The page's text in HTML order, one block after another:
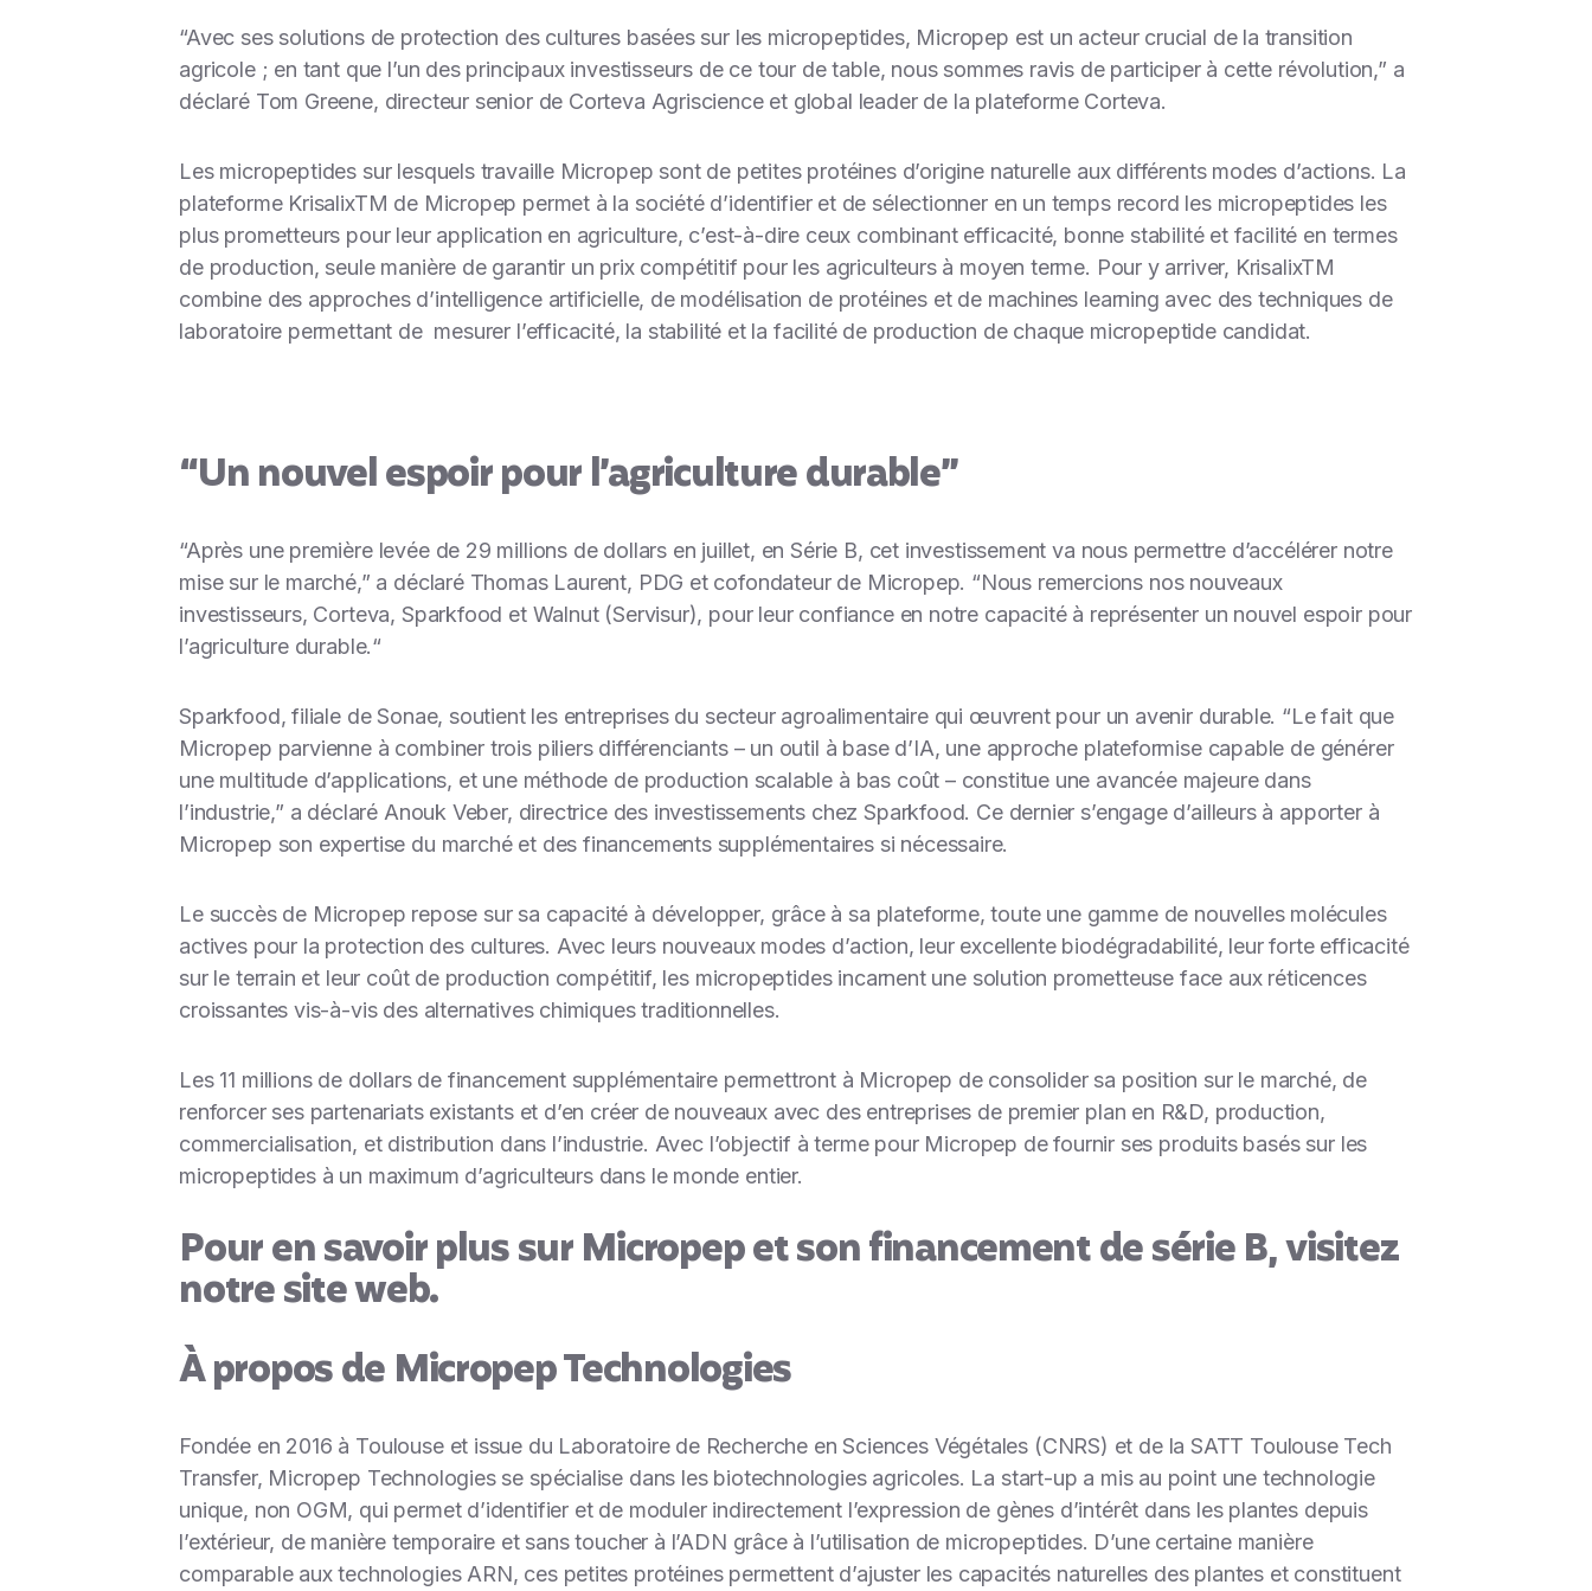
“Avec ses solutions de protection des cultures basées sur les micropeptides, Micropep est un acteur crucial de la transition
agricole ; en tant que l’un des principaux investisseurs de ce tour de table, nous sommes ravis de participer à cette révolution,” a
déclaré Tom Greene, directeur senior de Corteva Agriscience et global leader de la plateforme Corteva.
Les micropeptides sur lesquels travaille Micropep sont de petites protéines d’origine naturelle aux différents modes d’actions. La
plateforme KrisalixTM de Micropep permet à la société d’identifier et de sélectionner en un temps record les micropeptides les
plus prometteurs pour leur application en agriculture, c’est-à-dire ceux combinant efficacité, bonne stabilité et facilité en termes
de production, seule manière de garantir un prix compétitif pour les agriculteurs à moyen terme. Pour y arriver, KrisalixTM
combine des approches d’intelligence artificielle, de modélisation de protéines et de machines learning avec des techniques de
laboratoire permettant de mesurer l’efficacité, la stabilité et la facilité de production de chaque micropeptide candidat.
“Un nouvel espoir pour l’agriculture durable”
“Après une première levée de 29 millions de dollars en juillet, en Série B, cet investissement va nous permettre d’accélérer notre
mise sur le marché,” a déclaré Thomas Laurent, PDG et cofondateur de Micropep. “Nous remercions nos nouveaux
investisseurs, Corteva, Sparkfood et Walnut (Servisur), pour leur confiance en notre capacité à représenter un nouvel espoir pour
l’agriculture durable.“
Sparkfood, filiale de Sonae, soutient les entreprises du secteur agroalimentaire qui œuvrent pour un avenir durable. “Le fait que
Micropep parvienne à combiner trois piliers différenciants – un outil à base d’IA, une approche plateformise capable de générer
une multitude d’applications, et une méthode de production scalable à bas coût – constitue une avancée majeure dans
l’industrie,” a déclaré Anouk Veber, directrice des investissements chez Sparkfood. Ce dernier s’engage d’ailleurs à apporter à
Micropep son expertise du marché et des financements supplémentaires si nécessaire.
Le succès de Micropep repose sur sa capacité à développer, grâce à sa plateforme, toute une gamme de nouvelles molécules
actives pour la protection des cultures. Avec leurs nouveaux modes d’action, leur excellente biodégradabilité, leur forte efficacité
sur le terrain et leur coût de production compétitif, les micropeptides incarnent une solution prometteuse face aux réticences
croissantes vis-à-vis des alternatives chimiques traditionnelles.
Les 11 millions de dollars de financement supplémentaire permettront à Micropep de consolider sa position sur le marché, de
renforcer ses partenariats existants et d’en créer de nouveaux avec des entreprises de premier plan en R&D, production,
commercialisation, et distribution dans l’industrie. Avec l’objectif à terme pour Micropep de fournir ses produits basés sur les
micropeptides à un maximum d’agriculteurs dans le monde entier.
Pour en savoir plus sur Micropep et son financement de série B, visitez
notre siteweb.
À propos de Micropep Technologies
Fondée en 2016 à Toulouse et issue du Laboratoire de Recherche en Sciences Végétales (CNRS) et de la SATT Toulouse Tech
Transfer, Micropep Technologies se spécialise dans les biotechnologies agricoles. La start-up a mis au point une technologie
unique, non OGM, qui permet d’identifier et de moduler indirectement l’expression de gènes d’intérêt dans les plantes depuis
l’extérieur, de manière temporaire et sans toucher à l’ADN grâce à l’utilisation de micropeptides. D’une certaine manière
comparable aux technologies ARN, ces petites protéines permettent d’ajuster les capacités naturelles des plantes et constituent